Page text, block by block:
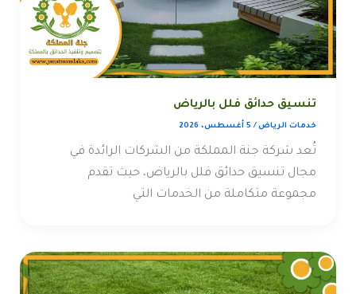
تنسيق حدائق فلل بالرياض
خدمات الرياض/ 5 أغسطس، 2026
تُعد شركة جنة المملكة من الشركات الرائدة في
مجال تنسيق حدائق فلل بالرياض، حيث تقدم
مجموعة متكاملة من الخدمات التي